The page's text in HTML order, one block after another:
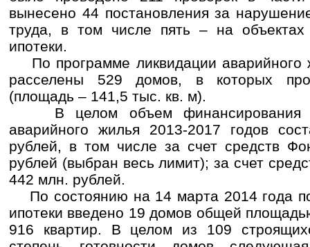
вынесено 44 постановления за
труда, в том числе пять – на объектах
ипотеки.
По программе ликвидации аварийного
расселены 529 домов, в которых
(площадь – 141,5 тыс. кв. м).
В целом объем финансирования
аварийного жилья 2013-2017 годов
рублей, в том числе за счет средств
рублей (выбран весь лимит); за счет
442 млн. рублей.
По состоянию на 14 марта 2014 года
ипотеки введено 19 домов общей
916 квартир. В целом из 109